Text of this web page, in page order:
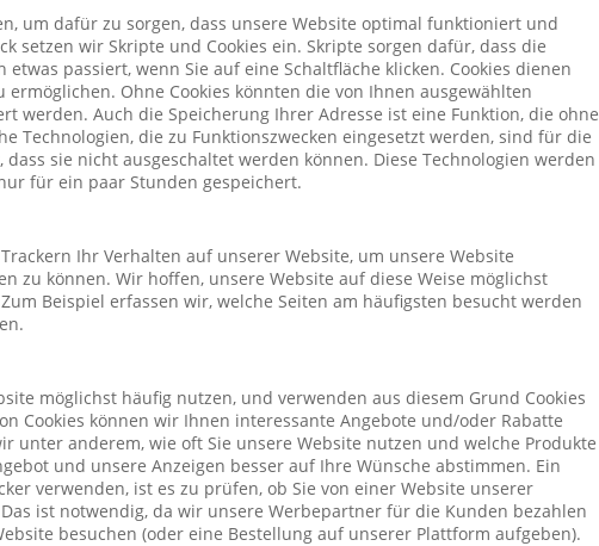
um dafür zu sorgen, dass unsere Website optimal funktioniert und
setzen wir Skripte und Cookies ein. Skripte sorgen dafür, dass die
passiert, wenn Sie auf eine Schaltfläche klicken. Cookies dienen
Ohne Cookies könnten die von Ihnen ausgewählten
werden. Auch die Speicherung Ihrer Adresse ist eine Funktion, die ohne
Technologien, die zu Funktionszwecken eingesetzt werden, sind für die
sie nicht ausgeschaltet werden können. Diese Technologien werden
für ein paar Stunden gespeichert.
Ihr Verhalten auf unserer Website, um unsere Website
zu können. Wir hoffen, unsere Website auf diese Weise möglichst
Beispiel erfassen wir, welche Seiten am häufigsten besucht werden
möglichst häufig nutzen, und verwenden aus diesem Grund Cookies
Cookies können wir Ihnen interessante Angebote und/oder Rabatte
unter anderem, wie oft Sie unsere Website nutzen und welche Produkte
und unsere Anzeigen besser auf Ihre Wünsche abstimmen. Ein
verwenden, ist es zu prüfen, ob Sie von einer Website unserer
ist notwendig, da wir unsere Werbepartner für die Kunden bezahlen
besuchen (oder eine Bestellung auf unserer Plattform aufgeben).